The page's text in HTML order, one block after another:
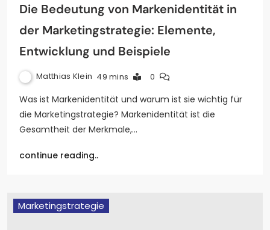
Die Bedeutung von Markenidentität in
der Marketingstrategie: Elemente,
Entwicklung und Beispiele
Matthias Klein 49 mins 0
Was ist Markenidentität und warum ist sie wichtig für
die Marketingstrategie? Markenidentität ist die
Gesamtheit der Merkmale,…
continue reading..
Marketingstrategie